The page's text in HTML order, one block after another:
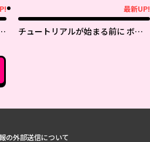
最新UP!
チュートリアルが始まる前に ボス
の外部送信について